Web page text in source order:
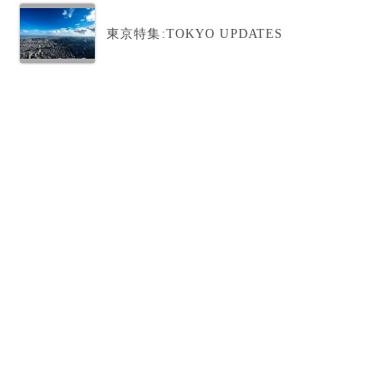
東京特集:TOKYO UPDATES